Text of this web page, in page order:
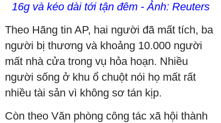
16g và kéo dài tới tận đêm - Ảnh: Reuters
Theo Hãng tin AP, hai người đã mất tích, ba
người bị thương và khoảng 10.000 người
mất nhà cửa trong vụ hỏa hoạn. Nhiều
người sống ở khu ổ chuột nói họ mất rất
nhiều tài sản vì không sơ tán kịp.
Còn theo Văn phòng công tác xã hội thành